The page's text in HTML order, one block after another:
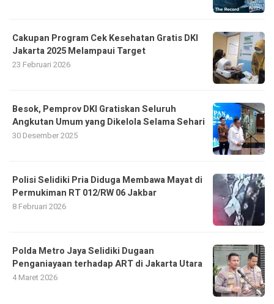
Cakupan Program Cek Kesehatan Gratis DKI
Jakarta 2025 Melampaui Target
23 Februari 2026
Besok, Pemprov DKI Gratiskan Seluruh
Angkutan Umum yang Dikelola Selama Sehari
30 Desember 2025
Polisi Selidiki Pria Diduga Membawa Mayat di
Permukiman RT 012/RW 06 Jakbar
8 Februari 2026
Polda Metro Jaya Selidiki Dugaan
Penganiayaan terhadap ART di Jakarta Utara
4 Maret 2026